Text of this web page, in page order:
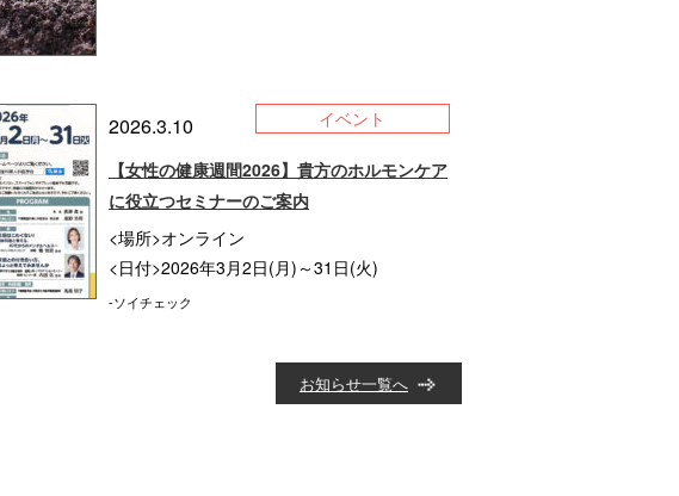
2026.3.10 イベント
【女性の健康週間2026】貴方のホルモンケア
に役立つセミナーのご案内
<場所>オンライン
<日付>2026年3月2日(月)～31日(火)
-ソイチェック
お知らせ一覧へ